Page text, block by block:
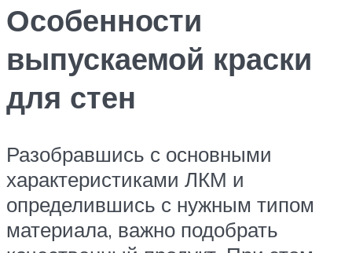
Особенности
выпускаемой краски
для стен
Разобравшись с основными
характеристиками ЛКМ и
определившись с нужным типом
материала, важно подобрать